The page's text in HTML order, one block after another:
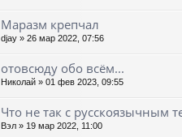
Маразм крепчал
djay » 26 мар 2022, 07:56
отовсюду обо всём...
Николай » 01 фев 2023, 09:55
Что не так с русскоязычным
Вэл » 19 мар 2022, 11:00